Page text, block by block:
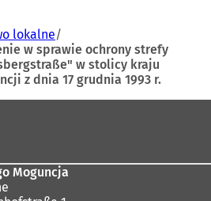
lokalne
w sprawie ochrony strefy
w stolicy kraju
z dnia 17 grudnia 1993 r.
Moguncja